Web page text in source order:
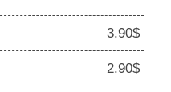
3.90$
2.90$